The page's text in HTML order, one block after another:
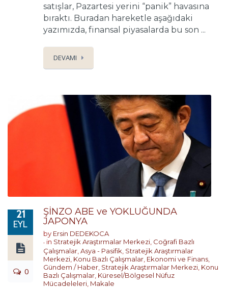
satışlar, Pazartesi yerini “panik” havasına
bıraktı. Buradan hareketle aşağıdaki
yazımızda, finansal piyasalarda bu son ...
DEVAMI
21
EYL
0
ŞİNZO ABE ve YOKLUĞUNDA
JAPONYA
by Ersin DEDEKOCA
in Stratejik Araştırmalar Merkezi Coğrafi Bazlı
Çalışmalar Asya - Pasifik Stratejik Araştırmalar
Merkezi Konu Bazlı Çalışmalar Ekonomi ve Finans
Gündem / Haber Stratejik Araştırmalar Merkezi Konu
Bazlı Çalışmalar Küresel/Bölgesel Nüfuz
Mücadeleleri Makale